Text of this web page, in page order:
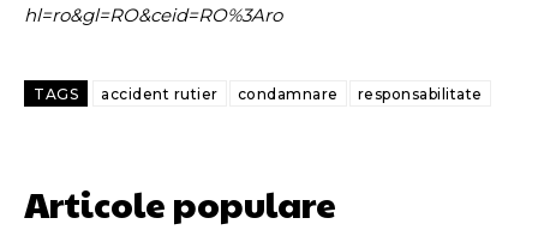
hl=ro&gl=RO&ceid=RO%3Aro
TAGS accident rutier condamnare responsabilitate
Articole populare